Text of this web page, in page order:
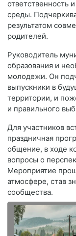
ответственность
среды.
результатом
родителей.
Руководитель
образования и
молодежи. Он
выпускники в
территории, и
и правильного
Для участников
праздничная
общение, в ходе
вопросы о
Мероприятие
атмосфере, став
сообщества.